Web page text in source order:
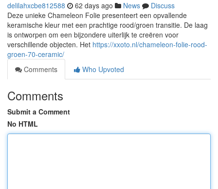
delilahxcbe812588 62 days ago News
Discuss
Deze unieke Chameleon Folie presenteert een opvallende
keramische kleur met een prachtige rood/groen transitie. De laag
is ontworpen om een bijzondere uiterlijk te creëren voor
verschillende objecten. Het https://xxoto.nl/chameleon-folie-rood-
groen-70-ceramic/
Comments
Who Upvoted
Comments
Submit a Comment
No HTML